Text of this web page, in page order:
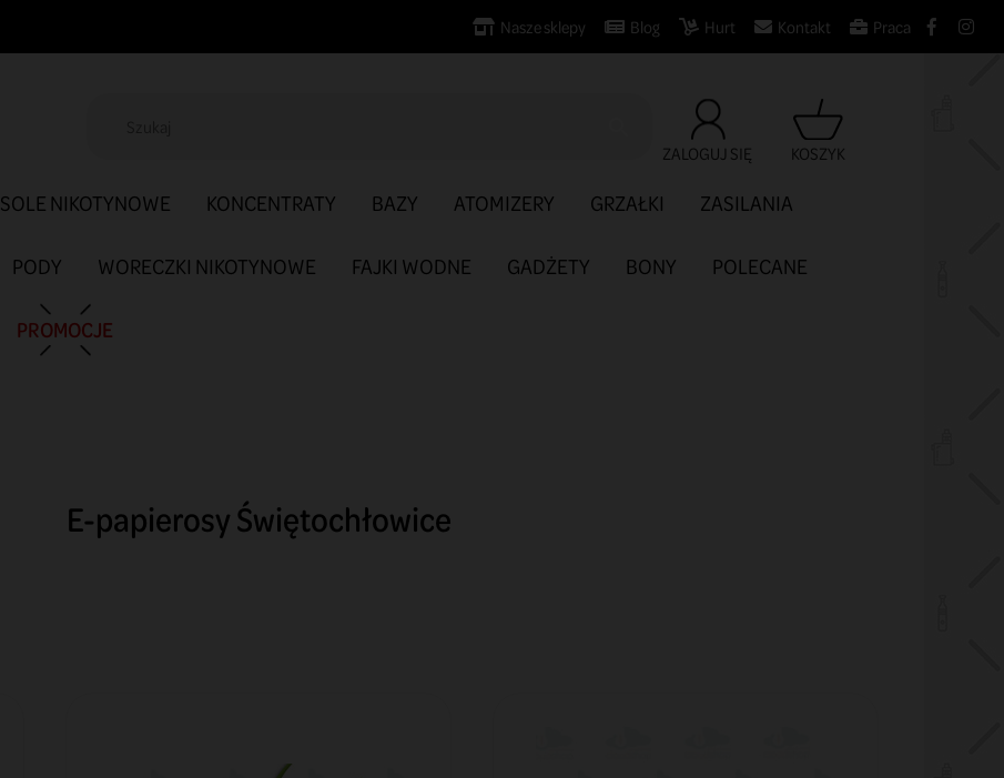
Nasze sklepy Blog Hurt Kontakt Praca
ZALOGUJ SIĘ KOSZYK
SOLE NIKOTYNOWE KONCENTRATY BAZY ATOMIZERY GRZAŁKI ZASILANIA
PODY WORECZKI NIKOTYNOWE FAJKI WODNE GADŻETY BONY POLECANE
PROMOCJE
E-papierosy Świętochłowice